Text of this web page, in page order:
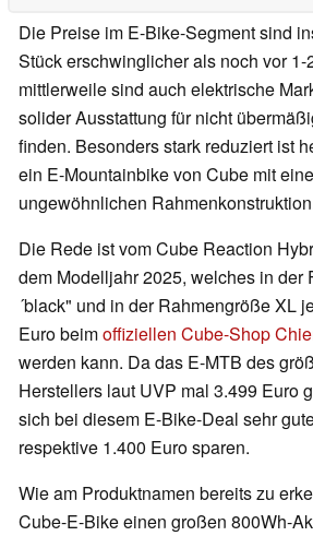
Die Preise im E-Bike-Segment sind
Stück erschwinglicher als noch vor 1-
mittlerweile sind auch elektrische
solider Ausstattung für nicht
finden. Besonders stark reduziert ist
ein E-Mountainbike von Cube mit
ungewöhnlichen
Die Rede ist vom Cube Reaction
dem Modelljahr 2025, welches in der
´black" und in der Rahmengröße XL
Euro beimoffiziellen Cube-Shop
werden kann. Da das E-MTB des
Herstellers laut UVP mal 3.499 Euro
sich bei diesem E-Bike-Deal sehr
respektive 1.400 Euro sparen.
Wie am Produktnamen bereits zu
Cube-E-Bike einen großen 800Wh-